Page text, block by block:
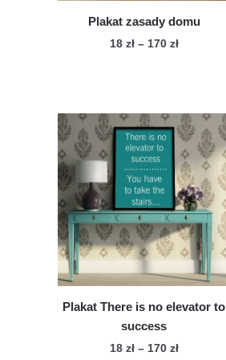
produktu
Plakat zasady domu
18 zł – 170 złZakres
do
170 zł
ma
wiele
wariantów.
Opcje
można
wybrać
na
stronie
produktu
Plakat There is no elevator to
success
18 zł – 170 złZakres